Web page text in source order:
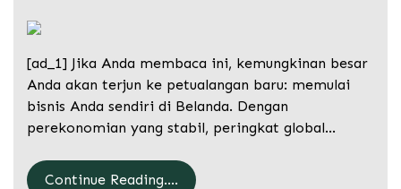
[ad_1] Jika Anda membaca ini, kemungkinan besar
Anda akan terjun ke petualangan baru: memulai
bisnis Anda sendiri di Belanda. Dengan
perekonomian yang stabil, peringkat global…
Continue Reading....